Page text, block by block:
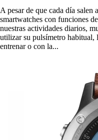
A pesar de que cada día salen
smartwatches con funciones
nuestras actividades diarios,
utilizar su pulsímetro habitual,
entrenar o con la...